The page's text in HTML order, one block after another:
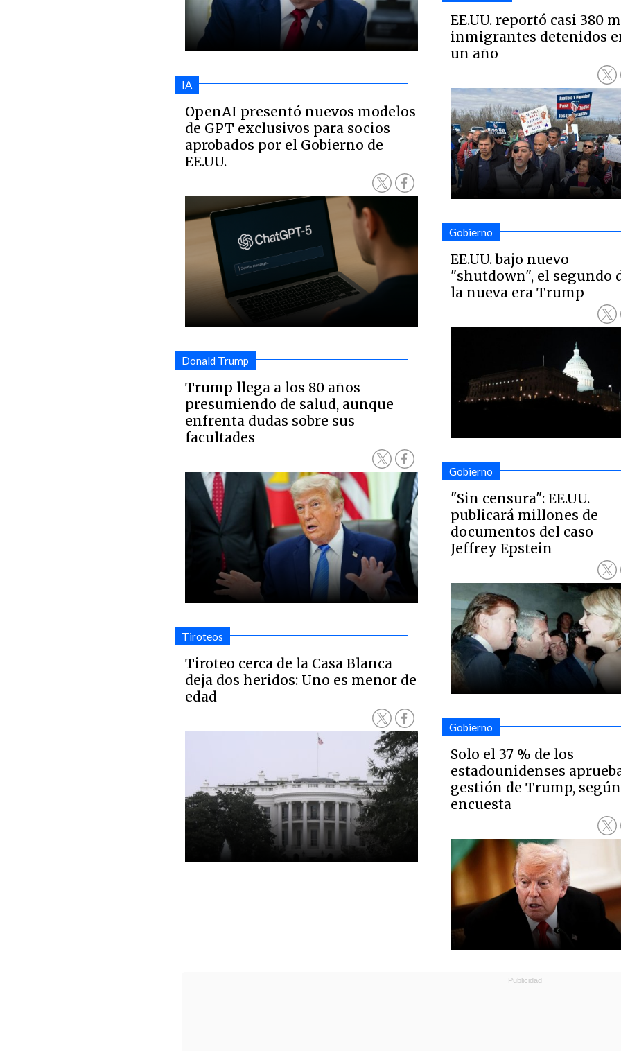
IA
OpenAI presentó nuevos modelos
de GPT exclusivos para socios
aprobados por el Gobierno de
EE.UU.
Donald Trump
Trump llega a los 80 años
presumiendo de salud, aunque
enfrenta dudas sobre sus
facultades
Tiroteos
Tiroteo cerca de la Casa Blanca
deja dos heridos: Uno es menor de
edad
EE.UU. reportó casi 380
inmigrantes detenidos
un año
Gobierno
EE.UU. bajo nuevo
"shutdown", el segundo
la nueva era Trump
Gobierno
"Sin censura": EE.UU.
publicará millones de
documentos del caso
Jeffrey Epstein
Gobierno
Solo el 37 % de los
estadounidenses
gestión de Trump, según
encuesta